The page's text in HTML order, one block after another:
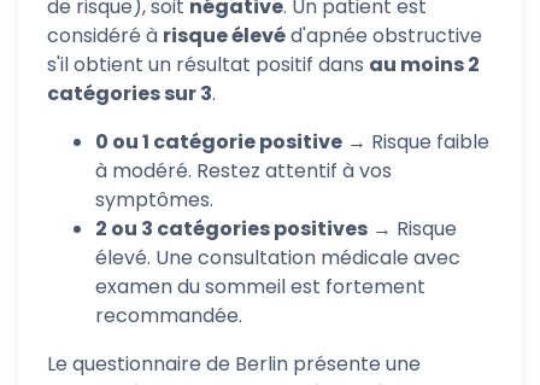
de risque), soit négative. Un patient est
considéré à risque élevéd'apnée obstructive
s'il obtient un résultat positif dans au moins 2
catégories sur 3.
0 ou 1 catégorie positive → Risque faible
à modéré. Restez attentif à vos
symptômes.
2 ou 3 catégories positives → Risque
élevé. Une consultation médicale avec
examen du sommeil est fortement
recommandée.
Le questionnaire de Berlin présente une